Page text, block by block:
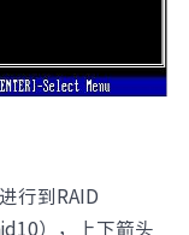
行到RAID
），上下箭头